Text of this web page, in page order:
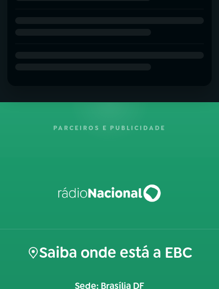
PARCEIROS E PUBLICIDADE
Saiba onde está a EBC
Sede: Brasília DF